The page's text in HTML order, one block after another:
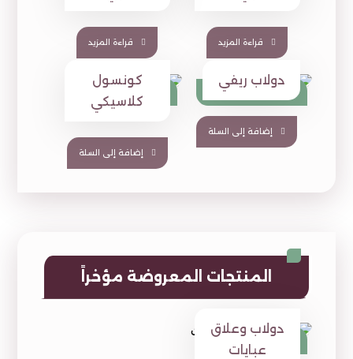
قراءة المزيد قراءة المزيد
دولاب ريفي
⃁1,700
إضافة إلى السلة
كونسول
كلاسيكي
⃁ 1,376
⃁1,190
إضافة إلى السلة
المنتجات المعروضة مؤخراً
دولاب وعلاق
عبايات
⃁ 1,800